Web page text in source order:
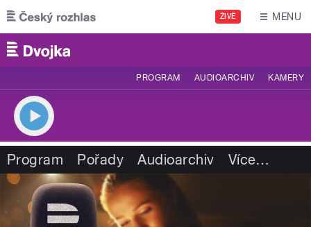
Přejít k hlavnímu obsahu
ŽIVĚ MENU
PROGRAM AUDIOARCHIV KAMERY
Program Pořady Audioarchiv Více…